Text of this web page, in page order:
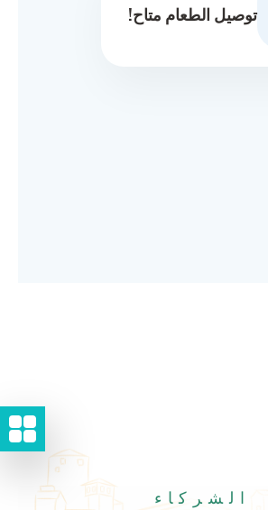
توصيل الطعام متاح!
الشركاء